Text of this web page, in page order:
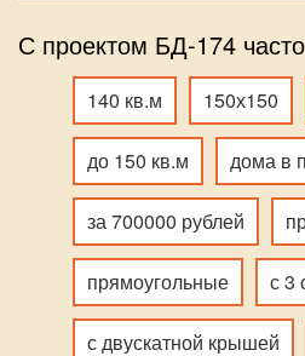
С проектом БД-174
140 кв.м 150х150
до 150 кв.м дома в
за 700000 рублей
прямоугольные с 3
с двускатной крышей